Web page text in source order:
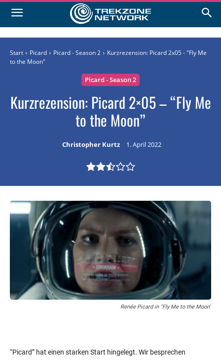
Start Picard Picard - Season 2
Kurzrezension: Picard 2x05 - "Fly Me
to the Moon"
Picard - Season 2
Kurzrezension: Picard 2×05 – “Fly Me
to the Moon”
Christopher Kurtz 1. April 2022
Renée Picard in "Fly Me to the Moon"
“Picard” hat einen starken Start hingelegt. Wir besprechen